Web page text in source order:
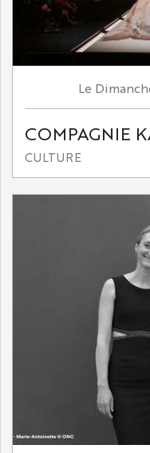
Le
COMPAGNIE
CULTURE